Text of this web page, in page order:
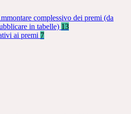
complessivo dei premi (da
in tabelle) 13
ai premi 7